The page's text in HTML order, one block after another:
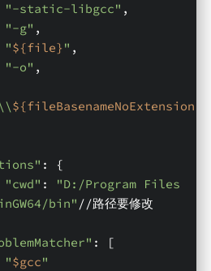
"-static-libgcc" ,
"-g" ,
"${file} " ,
"-o" ,
${fileBasenameNoExtension
: {
"cwd" :
"D:/Program Files
bin" //路径要修改
: [
"$gcc"